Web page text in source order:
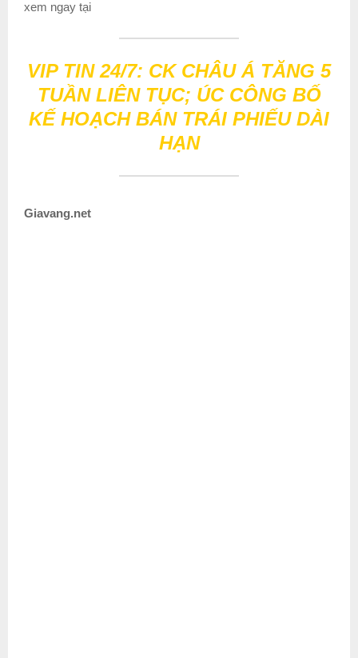
xem ngay tại
VIP TIN 24/7: CK CHÂU Á TĂNG 5
TUẦN LIÊN TỤC; ÚC CÔNG BỐ
KẾ HOẠCH BÁN TRÁI PHIẾU DÀI
HẠN
Giavang.net